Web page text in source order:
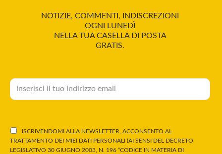
NOTIZIE, COMMENTI, INDISCREZIONI
OGNI LUNEDÌ
NELLA TUA CASELLA DI POSTA
GRATIS.
ISCRIVENDOMI ALLA NEWSLETTER, ACCONSENTO AL
TRATTAMENTO DEI MIEI DATI PERSONALI (AI SENSI DEL DECRETO
LEGISLATIVO 30 GIUGNO 2003, N. 196 “CODICE IN MATERIA DI